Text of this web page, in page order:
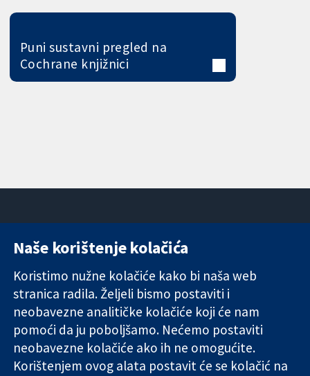
Puni sustavni pregled na
Cochrane knjižnici
Pouzdani dokazi.
Utemeljeni
dokazi.
Bolje zdravlje.
11-13 Cavendish
London
W1G 0AN
Ujedinjeno
Kraljevstvo
Novosti
medije
O nama
Poslovi
Cochrane
Library
Naše korištenje kolačića
Koristimo nužne kolačiće kako bi naša web
stranica radila. Željeli bismo postaviti i
neobavezne analitičke kolačiće koji će nam
pomoći da ju poboljšamo. Nećemo postaviti
neobavezne kolačiće ako ih ne omogućite.
Korištenjem ovog alata postavit će se kolačić na